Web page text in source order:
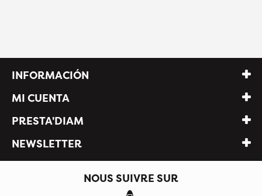
INFORMACIÓN
MI CUENTA
PRESTA'DIAM
NEWSLETTER
NOUS SUIVRE SUR